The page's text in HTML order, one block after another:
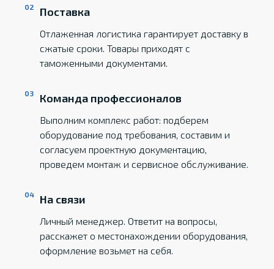
Поставка
Отлаженная логистика гарантирует доставку в
сжатые сроки. Товары приходят с
таможенными документами.
Команда профессионалов
Выполним комплекс работ: подберем
оборудование под требования, составим и
согласуем проектную документацию,
проведем монтаж и сервисное обслуживание.
На связи
Личный менеджер. Ответит на вопросы,
расскажет о местонахождении оборудования,
оформление возьмет на себя.